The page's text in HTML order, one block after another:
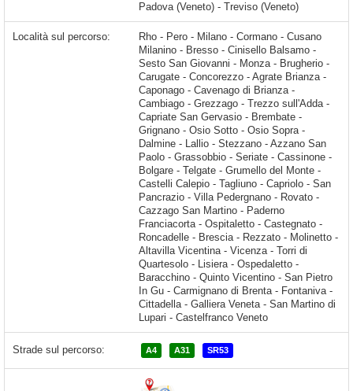
Padova (Veneto) - Treviso (Veneto)
Località sul percorso: Rho - Pero - Milano - Cormano - Cusano Milanino - Bresso - Cinisello Balsamo - Sesto San Giovanni - Monza - Brugherio - Carugate - Concorezzo - Agrate Brianza - Caponago - Cavenago di Brianza - Cambiago - Grezzago - Trezzo sull'Adda - Capriate San Gervasio - Brembate - Grignano - Osio Sotto - Osio Sopra - Dalmine - Lallio - Stezzano - Azzano San Paolo - Grassobbio - Seriate - Cassinone - Bolgare - Telgate - Grumello del Monte - Castelli Calepio - Tagliuno - Capriolo - San Pancrazio - Villa Pedergnano
Strade sul percorso: A4 A31 SR53